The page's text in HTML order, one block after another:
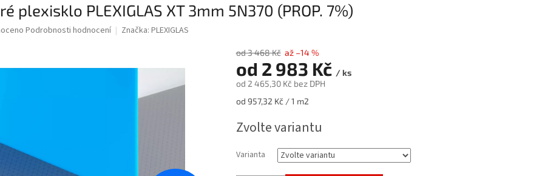
plexisklo PLEXIGLAS XT 3mm 5N370 (PROP. 7%)
Podrobnosti hodnocení Značka: PLEXIGLAS
od 3 468 Kč až –14 %
od 2 983 Kč / ks
od 2 465,30 Kčbez DPH
Měrná
od 957,32 Kč / 1 m2
Zvolte variantu
Varianta